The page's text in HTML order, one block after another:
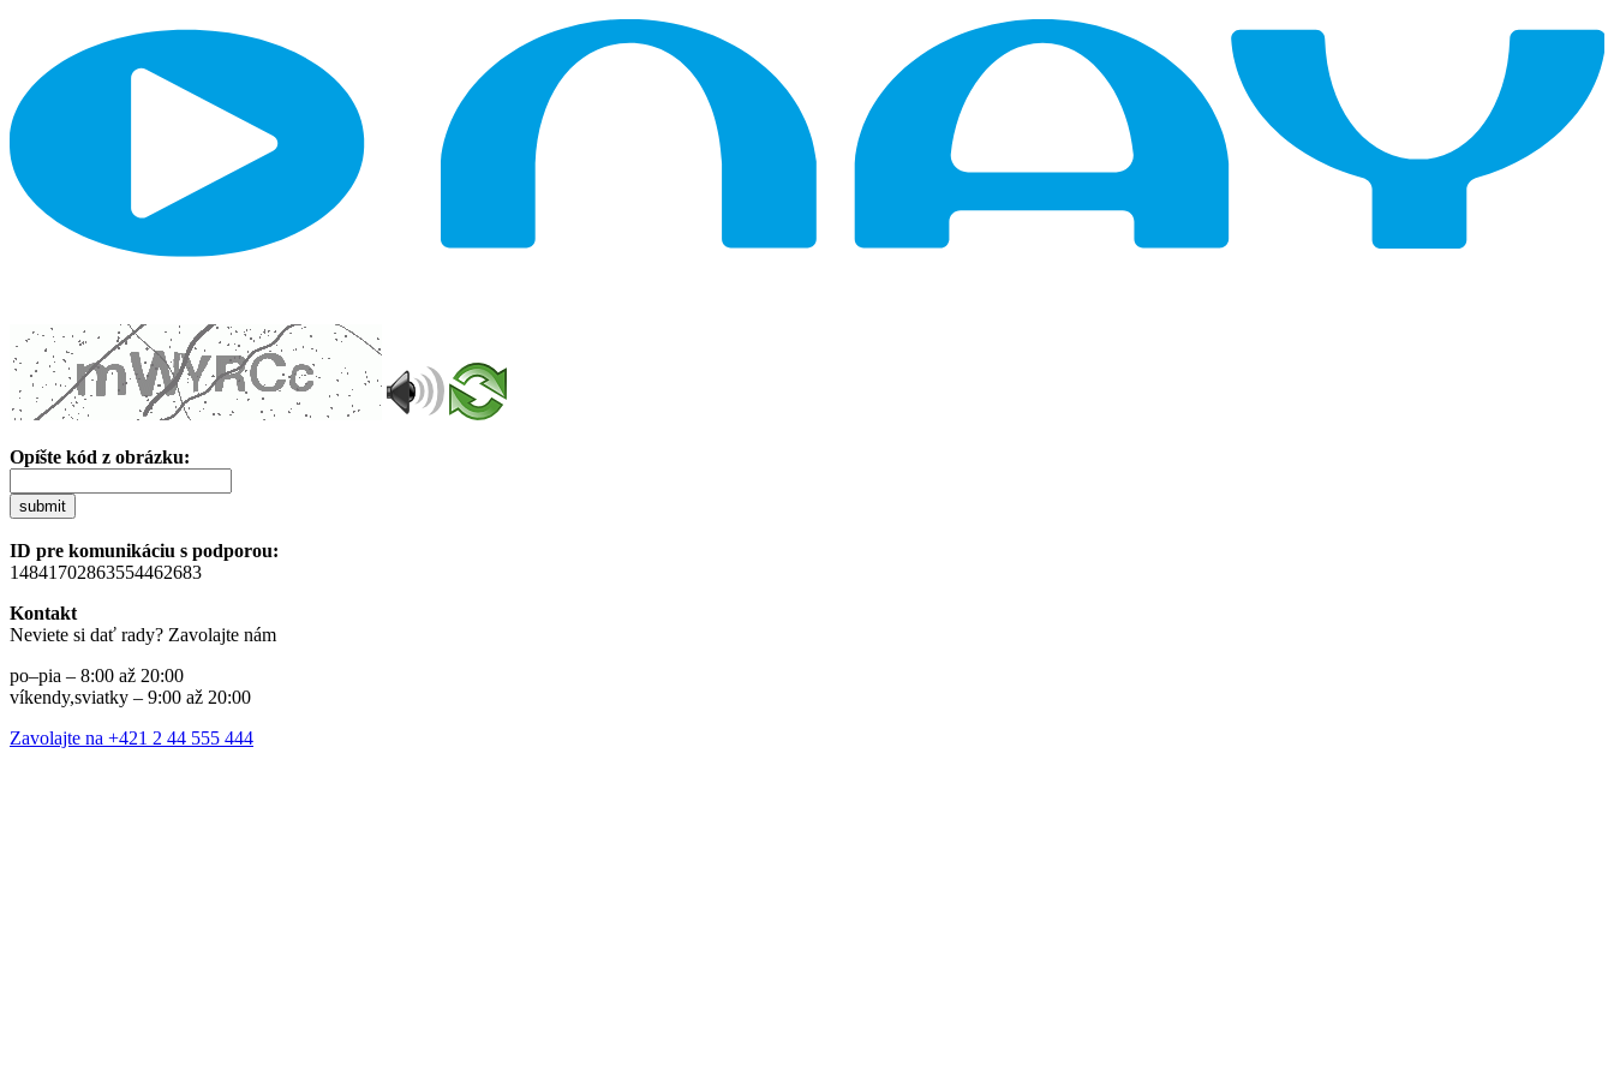
Opíšte kód z obrázku:
submit
ID pre komunikáciu s podporou:
14841702863554462683
Kontakt
Neviete si dať rady? Zavolajte nám
po–pia – 8:00 až 20:00
víkendy,sviatky – 9:00 až 20:00
Zavolajte na +421 2 44 555 444